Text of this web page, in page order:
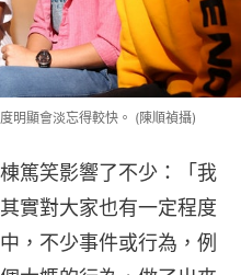
明顯會淡忘得較快。 (陳順禎攝)
篤笑影響了不少：「我
實對大家也有一定程度
，不少事件或行為，例